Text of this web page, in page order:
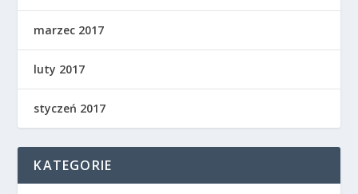
marzec 2017
luty 2017
styczeń 2017
KATEGORIE